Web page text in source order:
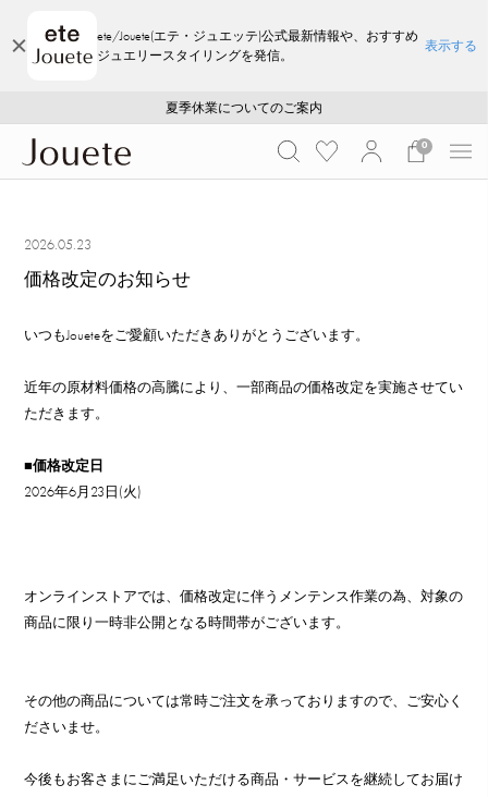
ete/Jouete(エテ・ジュエッテ)公式最新情報や、おすすめ
ジュエリースタイリングを発信。
表示する
採用のご案内
ご注文いただいたお品物のお届け状況について
夏季休業についてのご案内
WEB LIMITED ITEMS >>
採用のご案内
ご注文いただいたお品物のお届け状況について
0
2026.05.23
価格改定のお知らせ
いつもJoueteをご愛顧いただきありがとうございます。
近年の原材料価格の高騰により、一部商品の価格改定を実施させてい
ただきます。
■価格改定日
2026年6月23日(火)
オンラインストアでは、価格改定に伴うメンテンス作業の為、対象の
商品に限り一時非公開となる時間帯がございます。
その他の商品については常時ご注文を承っておりますので、ご安心く
ださいませ。
今後もお客さまにご満足いただける商品・サービスを継続してお届け